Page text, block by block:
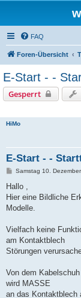
FAQ
Foren-Übersicht
E-Start - -
Gesperrt
HiMo
E-Start - -
B
i
r
a
Samstag 10.
Hallo ,
Hier eine Bildliche
Modelle.
Vielfach keine
am Kontaktblech
Störungen
Von dem
wird MASSE
an das Kontaktblech